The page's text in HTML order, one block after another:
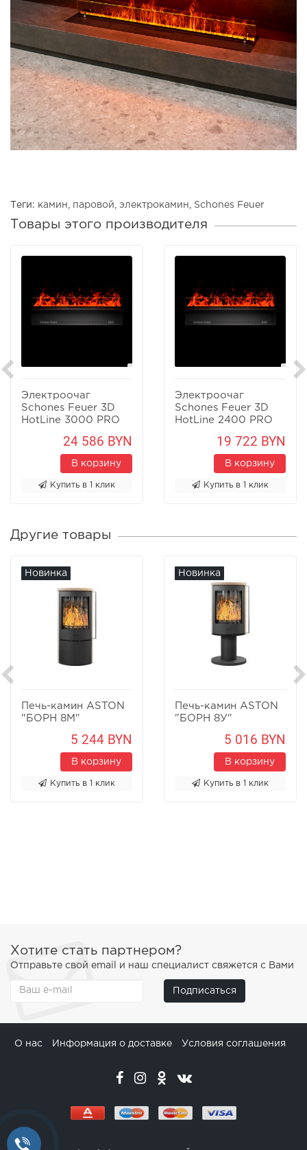
Теги: камин паровой электрокамин Schones Feuer
Товары этого производителя
Электроочаг
Schones Feuer 3D
HotLine 3000 PRO
24 586 BYN
В корзину
Купить в 1 клик
Электроочаг
Schones Feuer 3D
HotLine 2400 PRO
19 722 BYN
В корзину
Купить в 1 клик
Другие товары
Новинка
Печь-камин ASTON
"БОРН 8М"
5 244 BYN
В корзину
Купить в 1 клик
Новинка
Печь-камин ASTON
"БОРН 8У"
5 016 BYN
В корзину
Купить в 1 клик
Хотите стать партнером?
Отправьте свой email и наш специалист свяжется с Вами
Подписаться
О нас Информация о доставке Условия соглашения